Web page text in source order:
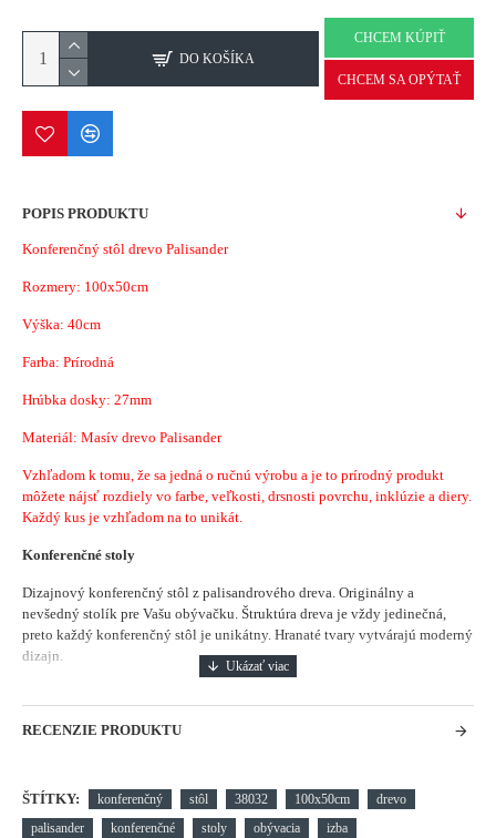
DO KOŠÍKA
CHCEM KÚPIŤ
CHCEM SA OPÝTAŤ
POPIS PRODUKTU
Konferenčný stôl drevo Palisander
Rozmery: 100x50cm
Výška: 40cm
Farba: Prírodná
Hrúbka dosky: 27mm
Materiál: Masív drevo Palisander
Vzhľadom k tomu, že sa jedná o ručnú výrobu a je to prírodný produkt
môžete nájsť rozdiely vo farbe, veľkosti, drsnosti povrchu, inklúzie a diery.
Každý kus je vzhľadom na to unikát.
Konferenčné stoly
Dizajnový konferenčný stôl z palisandrového dreva. Originálny a
nevšedný stolík pre Vašu obývačku. Štruktúra dreva je vždy jedinečná,
preto každý konferenčný stôl je unikátny. Hranaté tvary vytvárajú moderný
dizajn.
RECENZIE PRODUKTU
ŠTÍTKY: konferenčný stôl 38032 100x50cm
drevo
palisander
konferenčné stoly obývacia izba